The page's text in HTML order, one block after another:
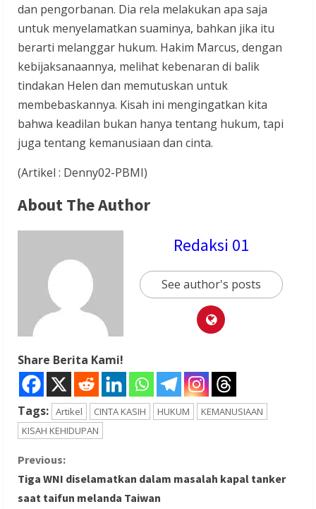
dan pengorbanan. Dia rela melakukan apa saja
untuk menyelamatkan suaminya, bahkan jika itu
berarti melanggar hukum. Hakim Marcus, dengan
kebijaksanaannya, melihat kebenaran di balik
tindakan Helen dan memutuskan untuk
membebaskannya. Kisah ini mengingatkan kita
bahwa keadilan bukan hanya tentang hukum, tapi
juga tentang kemanusiaan dan cinta.
(Artikel : Denny02-PBMI)
About The Author
Redaksi 01
See author's posts
Share Berita Kami!
Tags: Artikel CINTA KASIH HUKUM
KEMANUSIAAN
KISAH KEHIDUPAN
C
o
Previous:
Tiga WNI diselamatkan dalam masalah kapal tanker
saat taifun melanda Taiwan